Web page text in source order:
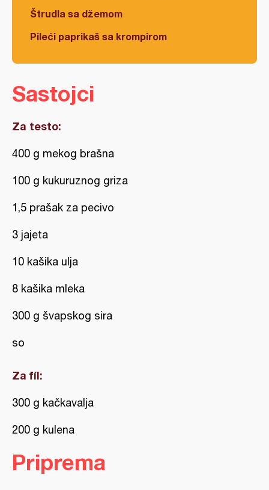
Štrudla sa džemom
Pileći paprikaš sa krompirom
Sastojci
Za testo:
400 g mekog brašna
100 g kukuruznog griza
1,5 prašak za pecivo
3 jajeta
10 kašika ulja
8 kašika mleka
300 g švapskog sira
so
Za fíl:
300 g kačkavalja
200 g kulena
Priprema